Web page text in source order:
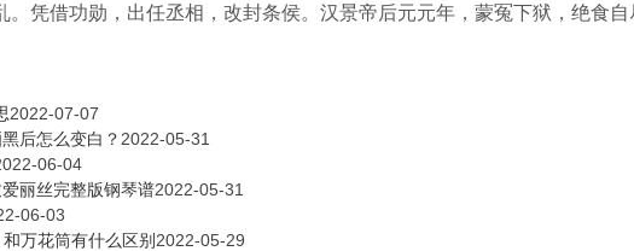
。凭借功勋，出任丞相，改封条侯。汉景帝后元元年，蒙冤下狱，绝食自
2022-07-07
后怎么变白？ 2022-05-31
06-04
丽丝完整版钢琴谱2022-05-31
06-03
万花筒有什么区别 2022-05-29